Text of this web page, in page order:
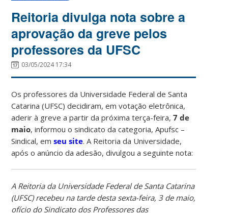
Reitoria divulga nota sobre a
aprovação da greve pelos
professores da UFSC
03/05/2024 17:34
Os professores da Universidade Federal de Santa
Catarina (UFSC) decidiram, em votação eletrônica,
aderir à greve a partir da próxima terça-feira,7 de
maio, informou o sindicato da categoria, Apufsc –
Sindical, emseu site. A Reitoria da Universidade,
após o anúncio da adesão, divulgou a seguinte nota:
A Reitoria da Universidade Federal de Santa Catarina
(UFSC) recebeu na tarde desta sexta-feira, 3 de maio,
ofício do Sindicato dos Professores das